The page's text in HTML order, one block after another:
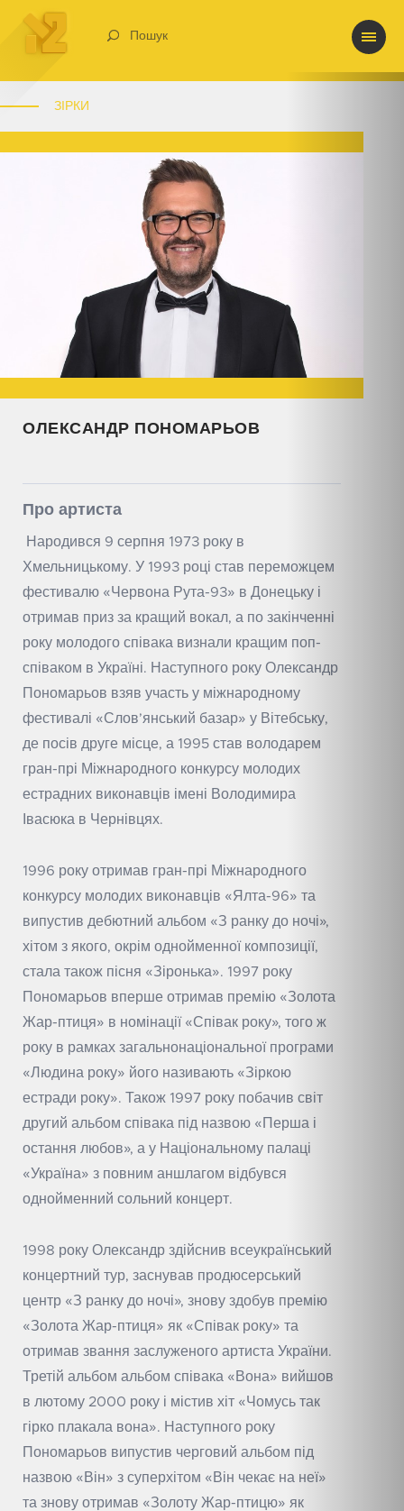
Пошук
ЗІРКИ
ОЛЕКСАНДР ПОНОМАРЬОВ
Про артиста
Народився 9 серпня 1973 року в
Хмельницькому. У 1993 році став переможцем
фестивалю «Червона Рута-93» в Донецьку і
отримав приз за кращий вокал, а по закінченні
року молодого співака визнали кращим поп-
співаком в Україні. Наступного року Олександр
Пономарьов взяв участь у міжнародному
фестивалі «Слов’янський базар» у Вітебську,
де посів друге місце, а 1995 став володарем
гран-прі Міжнародного конкурсу молодих
естрадних виконавців імені Володимира
Івасюка в Чернівцях.
1996 року отримав гран-прі Міжнародного
конкурсу молодих виконавців «Ялта-96» та
випустив дебютний альбом «З ранку до ночі»,
хітом з якого, окрім однойменної композиції,
стала також пісня «Зіронька». 1997 року
Пономарьов вперше отримав премію «Золота
Жар-птиця» в номінації «Співак року», того ж
року в рамках загальнонаціональної програми
«Людина року» його називають «Зіркою
естради року». Також 1997 року побачив світ
другий альбом співака під назвою «Перша і
остання любов», а у Національному палаці
«Україна» з повним аншлагом відбувся
однойменний сольний концерт.
1998 року Олександр здійснив всеукраїнський
концертний тур, заснував продюсерський
центр «З ранку до ночі», знову здобув премію
«Золота Жар-птиця» як «Співак року» та
отримав звання заслуженого артиста України.
Третій альбом альбом співака «Вона» вийшов
в лютому 2000 року і містив хіт «Чомусь так
гірко плакала вона». Наступного року
Пономарьов випустив черговий альбом під
назвою «Він» з суперхітом «Він чекає на неї»
та знову отримав «Золоту Жар-птицю» як